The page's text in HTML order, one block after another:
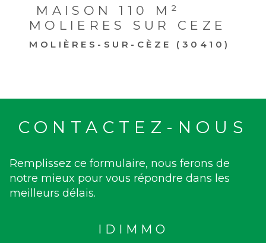
MAISON 110 M²
MOLIERES SUR CEZE
MOLIÈRES-SUR-CÈZE (30410)
CONTACTEZ-NOUS
Remplissez ce formulaire, nous ferons de
notre mieux pour vous répondre dans les
meilleurs délais.
IDIMMO